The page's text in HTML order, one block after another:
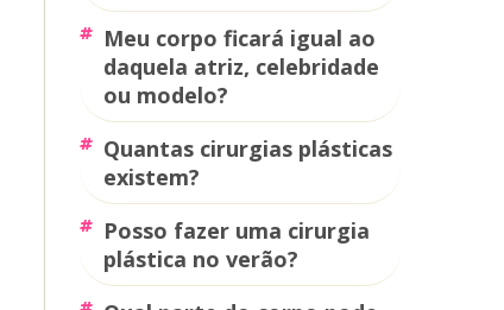
meu corpo ficará igual ao
daquela atriz, celebridade
ou modelo?
quantas cirurgias plásticas
existem?
posso fazer uma cirurgia
plástica no verão?